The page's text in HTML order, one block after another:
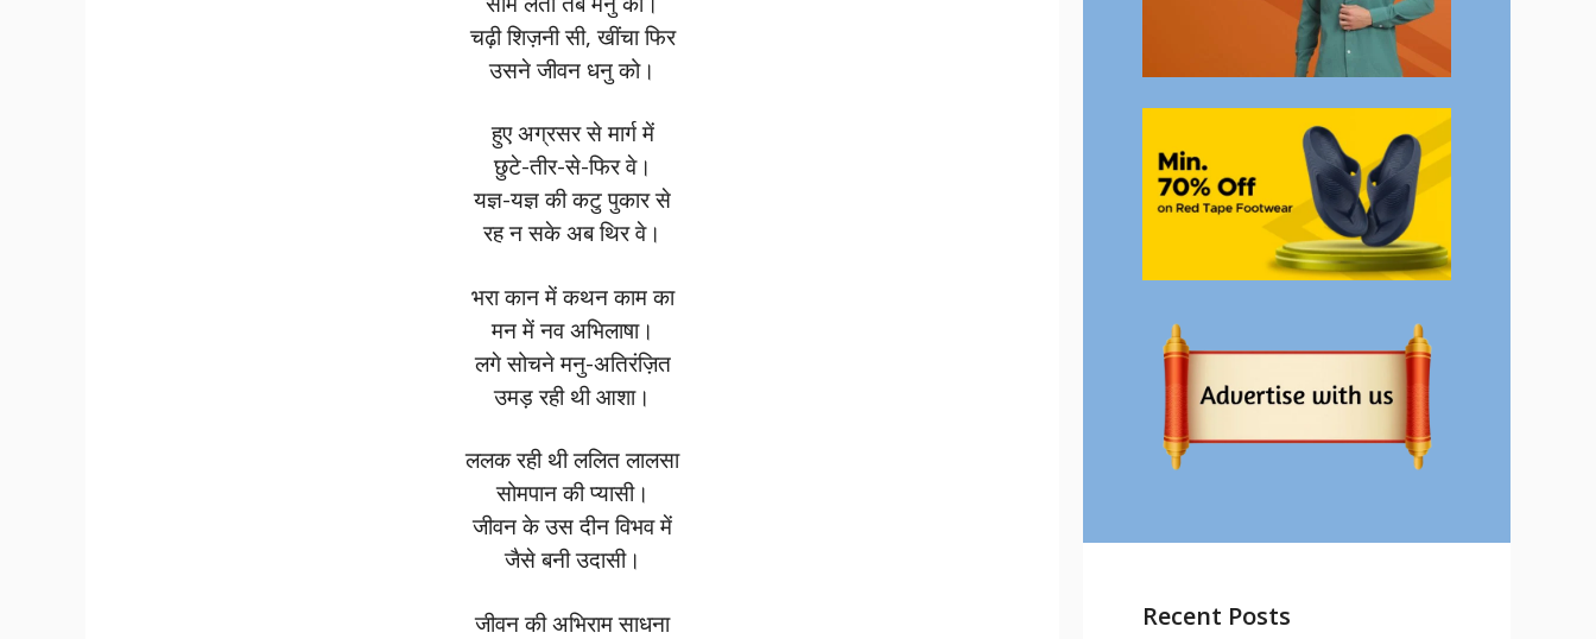
चढ़ी शिज़नी सी, खींचा फिर
उसने जीवन धनु को।
हुए अग्रसर से मार्ग में
छुटे-तीर-से-फिर वे।
यज्ञ-यज्ञ की कटु पुकार से
रह न सके अब थिर वे।
भरा कान में कथन काम का
मन में नव अभिलाषा।
लगे सोचने मनु-अतिरंज़ित
उमड़ रही थी आशा।
ललक रही थी ललित लालसा
सोमपान की प्यासी।
जीवन के उस दीन विभव में
जैसे बनी उदासी।
जीवन की अभिराम साधना
Recent Posts